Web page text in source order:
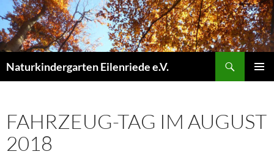
Naturkindergarten Eilenriede e.V.
FAHRZEUG-TAG IM AUGUST
2018